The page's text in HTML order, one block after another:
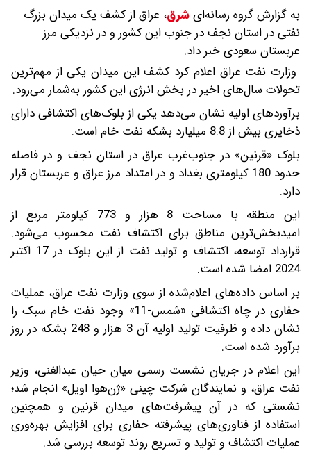
به گزارش گروه رسانه‌ایشرق، عراق از کشف یک میدان بزرگ
نفتی در استان نجف در جنوب این کشور و در نزدیکی مرز
عربستان سعودی خبر داد.
وزارت نفت عراق اعلام کرد کشف این میدان یکی از مهم‌ترین
تحولات سال‌های اخیر در بخش انرژی این کشور به‌شمار می‌رود.
برآوردهای اولیه نشان می‌دهد یکی از بلوک‌های اکتشافی دارای
ذخایری بیش از 8.8 میلیارد بشکه نفت خام است.
بلوک «قرنین» در جنوب‌غرب عراق در استان نجف و در فاصله
حدود 180 کیلومتری بغداد و در امتداد مرز عراق و عربستان قرار
دارد.
این منطقه با مساحت 8 هزار و 773 کیلومتر مربع از
امیدبخش‌ترین مناطق برای اکتشاف نفت محسوب می‌شود.
قرارداد توسعه، اکتشاف و تولید نفت از این بلوک در 17 اکتبر
2024 امضا شده است.
بر اساس داده‌های اعلام‌شده از سوی وزارت نفت عراق، عملیات
حفاری در چاه اکتشافی «شمس-11» وجود نفت خام سبک را
نشان داده و ظرفیت تولید اولیه آن 3 هزار و 248 بشکه در روز
برآورد شده است.
این اعلام در جریان نشست رسمی میان حیان عبدالغنی، وزیر
نفت عراق، و نمایندگان شرکت چینی «ژن‌هوا اویل» انجام شد؛
نشستی که در آن پیشرفت‌های میدان قرنین و همچنین
استفاده از فناوری‌های پیشرفته حفاری برای افزایش بهره‌وری
عملیات اکتشاف و تولید و تسریع روند توسعه بررسی شد.